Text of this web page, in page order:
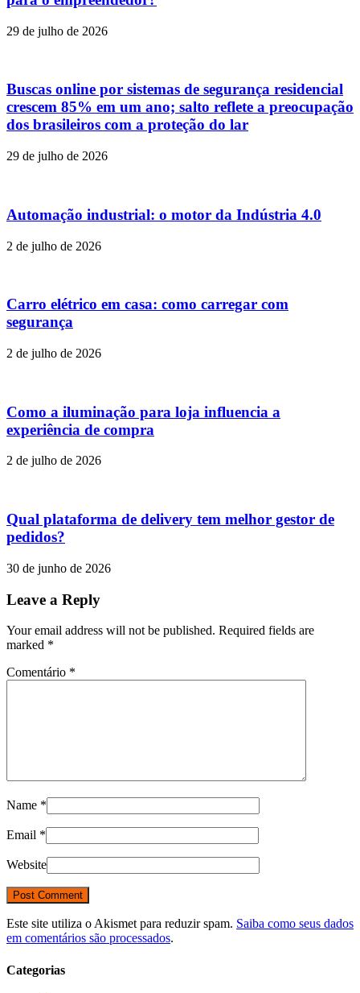
29 de julho de 2026
Buscas online por sistemas de segurança residencial
crescem 85% em um ano; salto reflete a preocupação
dos brasileiros com a proteção do lar
29 de julho de 2026
Automação industrial: o motor da Indústria 4.0
2 de julho de 2026
Carro elétrico em casa: como carregar com
segurança
2 de julho de 2026
Como a iluminação para loja influencia a
experiência de compra
2 de julho de 2026
Qual plataforma de delivery tem melhor gestor de
pedidos?
30 de junho de 2026
Leave a Reply
Your email address will not be published. Required fields are
marked *
Comentário *
Name *
Email *
Website
Este site utiliza o Akismet para reduzir spam. Saiba como seus dados
em comentários são processados.
Categorias